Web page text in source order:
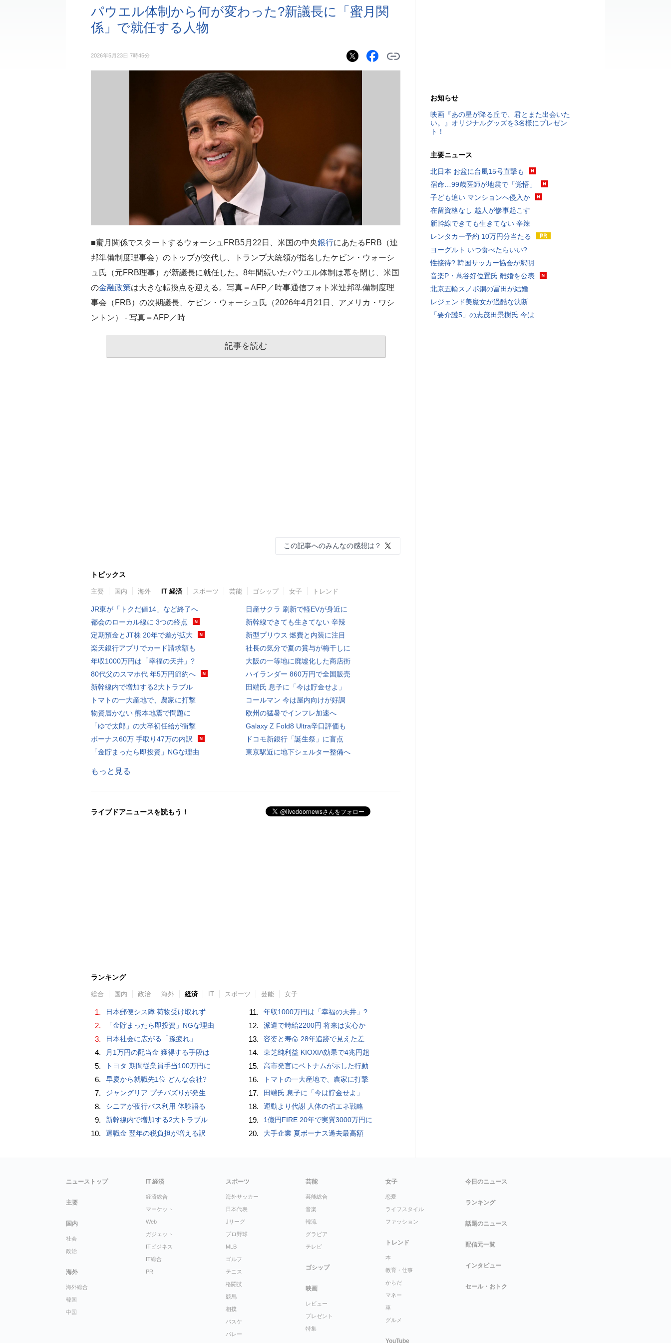
パウエル体制から何が変わった?新議長に「蜜月関
係」で就任する人物
2026年5月23日 7時45分
■蜜月関係でスタートするウォーシュFRB5月22日、米国の中央銀行にあたるFRB（連
邦準備制度理事会）のトップが交代し、トランプ大統領が指名したケビン・ウォーシ
ュ氏（元FRB理事）が新議長に就任した。8年間続いたパウエル体制は幕を閉じ、米国
の金融政策は大きな転換点を迎える。写真＝AFP／時事通信フォト米連邦準備制度理
事会（FRB）の次期議長、ケビン・ウォーシュ氏（2026年4月21日、アメリカ・ワシ
ントン） - 写真＝AFP／時
記事を読む
この記事へのみんなの感想は？
トピックス
主要 国内 海外 IT 経済 スポーツ 芸能 ゴシップ 女子 トレンド
JR東が「トクだ値14」など終了へ
都会のローカル線に 3つの終点
定期預金とJT株 20年で差が拡大
楽天銀行アプリでカード請求額も
年収1000万円は「幸福の天井」?
80代父のスマホ代 年5万円節約へ
新幹線内で増加する2大トラブル
トマトの一大産地で、農家に打撃
物資届かない 熊本地震で問題に
「ゆで太郎」の大卒初任給が衝撃
ボーナス60万 手取り47万の内訳
「金貯まったら即投資」NGな理由
日産サクラ 刷新で軽EVが身近に
新幹線できても生きてない 辛辣
新型プリウス 燃費と内装に注目
社長の気分で夏の賞与が梅干しに
大阪の一等地に廃墟化した商店街
ハイランダー 860万円で全国販売
田端氏 息子に「今は貯金せよ」
コールマン 今は屋内向けが好調
欧州の猛暑でインフレ加速へ
Galaxy Z Fold8 Ultra辛口評価も
ドコモ新銀行「誕生祭」に盲点
東京駅近に地下シェルター整備へ
もっと見る
ライブドアニュースを読もう！
ランキング
総合 国内 政治 海外 経済 IT スポーツ 芸能 女子
1. 日本郵便シス障 荷物受け取れず
2. 「金貯まったら即投資」NGな理由
3. 日本社会に広がる「孫疲れ」
4. 月1万円の配当金 獲得する手段は
5. トヨタ 期間従業員手当100万円に
6. 早慶から就職先1位 どんな会社?
7. ジャングリア プチバズりが発生
8. シニアが夜行バス利用 体験語る
9. 新幹線内で増加する2大トラブル
10. 退職金 翌年の税負担が増える訳
11. 年収1000万円は「幸福の天井」?
12. 派遣で時給2200円 将来は安心か
13. 容姿と寿命 28年追跡で見えた差
14. 東芝純利益 KIOXIA効果で4兆円超
15. 高市発言にベトナムが示した行動
16. トマトの一大産地で、農家に打撃
17. 田端氏 息子に「今は貯金せよ」
18. 運動より代謝 人体の省エネ戦略
19. 1億円FIRE 20年で実質3000万円に
20. 大手企業 夏ボーナス過去最高額
お知らせ
映画『あの星が降る丘で、君とまた出会いた
い。』オリジナルグッズを3名様にプレゼン
ト！
主要ニュース
北日本 お盆に台風15号直撃も
宿命…99歳医師が地震で「覚悟」
子ども追い マンションへ侵入か
在留資格なし 越人が惨事起こす
新幹線できても生きてない 辛辣
レンタカー予約 10万円分当たる
ヨーグルト いつ食べたらいい?
性接待? 韓国サッカー協会が釈明
音楽P・蔦谷好位置氏 離婚を公表
北京五輪スノボ銅の冨田が結婚
レジェンド美魔女が過酷な決断
「要介護5」の志茂田景樹氏 今は
ニューストップ
主要
国内
社会
政治
海外
海外総合
韓国
中国
IT 経済
経済総合
マーケット
Web
ガジェット
ITビジネス
IT総合
PR
スポーツ
海外サッカー
日本代表
Jリーグ
プロ野球
MLB
ゴルフ
テニス
格闘技
競馬
相撲
バスケ
バレー
芸能
芸能総合
音楽
韓流
グラビア
テレビ
ゴシップ
映画
レビュー
プレゼント
特集
女子
恋愛
ライフスタイル
ファッション
トレンド
本
教育・仕事
からだ
マネー
車
グルメ
YouTube
今日のニュース
ランキング
話題のニュース
配信元一覧
インタビュー
セール・おトク